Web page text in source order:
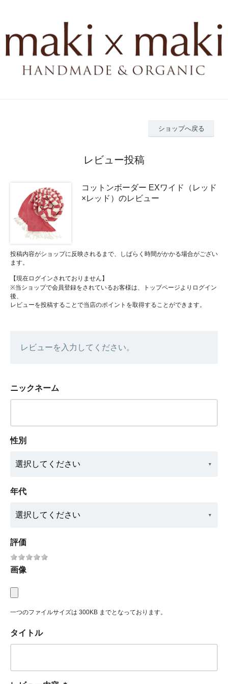
ショップへ戻る
レビュー投稿
コットンボーダー EXワイド（レッド
×レッド）のレビュー
投稿内容がショップに反映されるまで、しばらく時間がかかる場合がござい
ます。
【現在ログインされておりません】
※当ショップで会員登録をされているお客様は、トップページよりログイン
後、
レビューを投稿することで当店のポイントを取得することができます。
レビューを入力してください。
ニックネーム
性別
年代
評価
画像
一つのファイルサイズは 300KB までとなっております。
タイトル